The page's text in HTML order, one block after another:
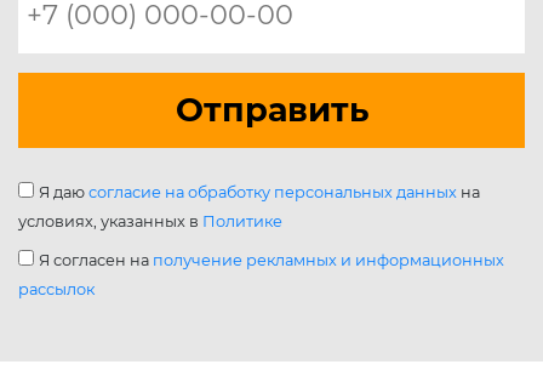
Отправить
Я даю согласие на обработку персональных данных на
условиях, указанных в Политике
Я согласен на получение рекламных и информационных
рассылок